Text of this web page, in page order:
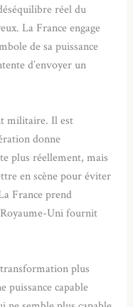
réel du
La France engage
de sa puissance
d’envoyer un
militaire. Il est
donne
plus réellement, mais
en scène pour éviter
France prend
Royaume-Uni fournit
plus
puissance capable